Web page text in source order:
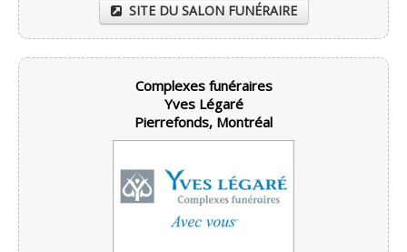
SITE DU SALON FUNÉRAIRE
Complexes funéraires
Yves Légaré
Pierrefonds, Montréal